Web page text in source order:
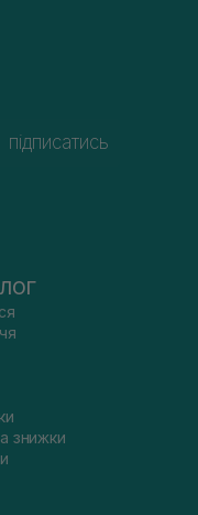
підписатись
знижки